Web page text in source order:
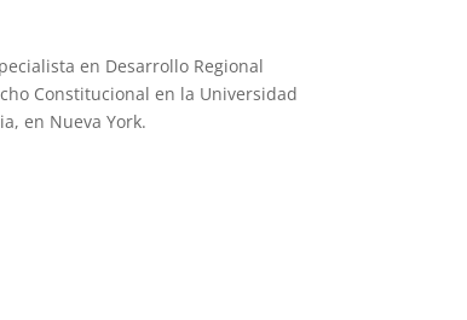
en Desarrollo Regional
Constitucional en la Universidad
en Nueva York.